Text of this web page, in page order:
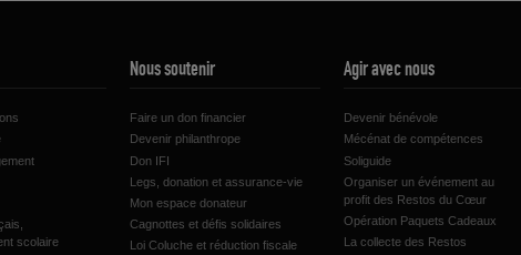
scolaire
Nous soutenir
Faire un don financier
Devenir philanthrope
Don IFI
Legs, donation et assurance-vie
Mon espace donateur
Cagnottes et défis solidaires
Loi Coluche et réduction fiscale
Agir avec nous
Devenir bénévole
Mécénat de compétences
Soliguide
Organiser un événement au
profit des Restos du Cœur
Opération Paquets Cadeaux
La collecte des Restos